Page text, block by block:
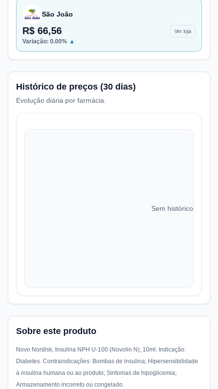
São João
R$ 66,56 Ver loja
Variação: 0.00% ▲
Histórico de preços (30 dias)
Evolução diária por farmácia.
Sem histórico de
Sobre este produto
Novo Nordisk, Insulina NPH U-100 (Novolin N), 10ml. Indicação:
Diabetes. Contraindicações: Bombas de insulina; Hipersensibilidade
à insulina humana ou ao produto; Sintomas de hipoglicemia;
Armazenamento incorreto ou congelado.